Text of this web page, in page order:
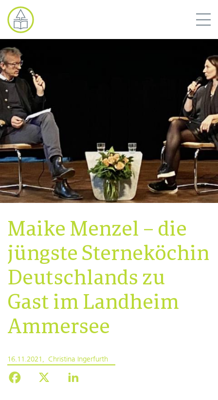
Maike Menzel – die
jüngste Sterneköchin
Deutschlands zu
Gast im Landheim
Ammersee
16.11.2021 Christina Ingerfurth